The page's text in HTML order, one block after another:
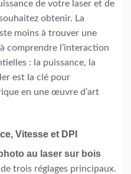
de votre laser et de
obtenir. La
moins à trouver une
comprendre l’interaction
: la puissance, la
est la clé pour
en une œuvre d’art
Vitesse et DPI
au laser sur bois
trois réglages principaux.